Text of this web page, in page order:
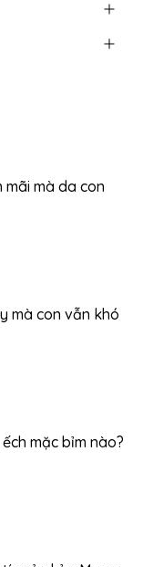
mãi mà da con
mà con vẫn khó
mặc bỉm nào?